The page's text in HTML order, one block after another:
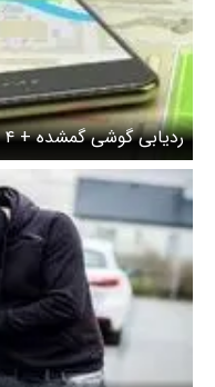
ردیابی گوشی گمشده + ۴ روش